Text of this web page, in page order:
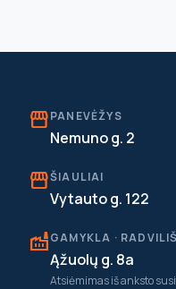
storefrontPANEVĖŽYS
Nemuno g. 2
storefrontŠIAULIAI
Vytauto g. 122
factoryGAMYKLA ·
Ąžuolų g. 8a
Atsiėmimas iš anksto